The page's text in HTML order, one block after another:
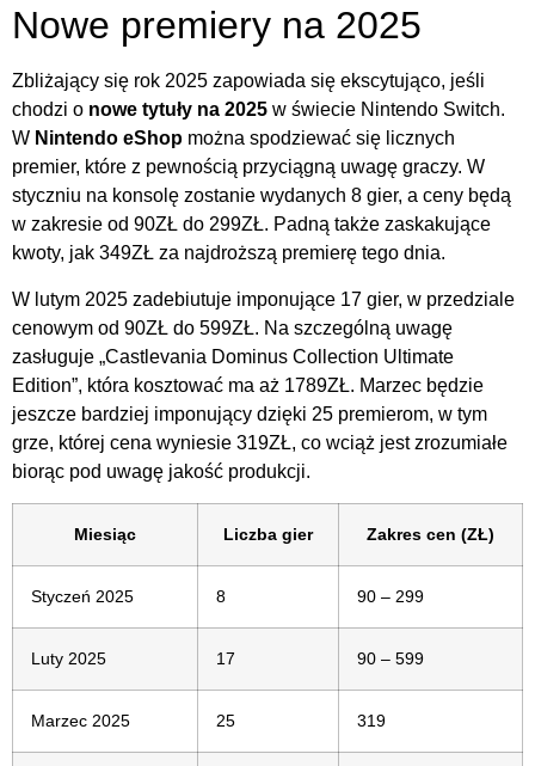
Nowe premiery na 2025
Zbliżający się rok 2025 zapowiada się ekscytująco, jeśli
chodzi o nowe tytuły na 2025 w świecie Nintendo Switch.
W Nintendo eShop można spodziewać się licznych
premier, które z pewnością przyciągną uwagę graczy. W
styczniu na konsolę zostanie wydanych 8 gier, a ceny będą
w zakresie od 90ZŁ do 299ZŁ. Padną także zaskakujące
kwoty, jak 349ZŁ za najdroższą premierę tego dnia.
W lutym 2025 zadebiutuje imponujące 17 gier, w przedziale
cenowym od 90ZŁ do 599ZŁ. Na szczególną uwagę
zasługuje „Castlevania Dominus Collection Ultimate
Edition”, która kosztować ma aż 1789ZŁ. Marzec będzie
jeszcze bardziej imponujący dzięki 25 premierom, w tym
grze, której cena wyniesie 319ZŁ, co wciąż jest zrozumiałe
biorąc pod uwagę jakość produkcji.
Miesiąc Liczba gier Zakres cen (ZŁ)
Styczeń 2025 8 90 – 299
Luty 2025 17 90 – 599
Marzec 2025 25 319